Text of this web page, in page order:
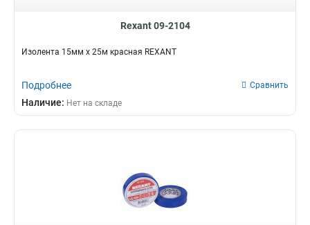
Rexant 09-2104
Изолента 15мм х 25м красная REXANT
Подробнее Сравнить
Наличие: Нет на складе